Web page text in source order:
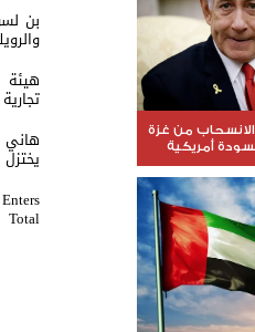
من غزة
أمريكية
بن
هاني
الحكمة